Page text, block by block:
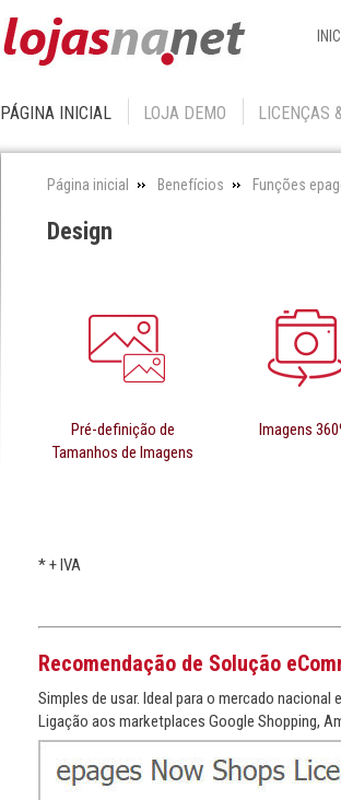
PÁGINA INICIAL LOJA DEMO LICENÇAS
Página inicial Benefícios Funções
Design
Pré-definição de
Tamanhos de Imagens
Imagens
*+ IVA
Recomendação de Solução
Simples de usar. Ideal para o mercado nacional
Ligação aos marketplaces Google Shopping,